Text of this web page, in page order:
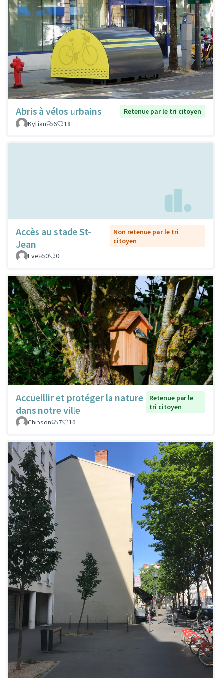
Abris à vélos urbains
Retenue par le tri citoyen
Kyllian
6 18
Accès au stade St-
Jean
Non retenue par le tri
citoyen
Eve
0 0
Accueillir et protéger la nature
dans notre ville
Retenue par le
tri citoyen
Chipson
7 10